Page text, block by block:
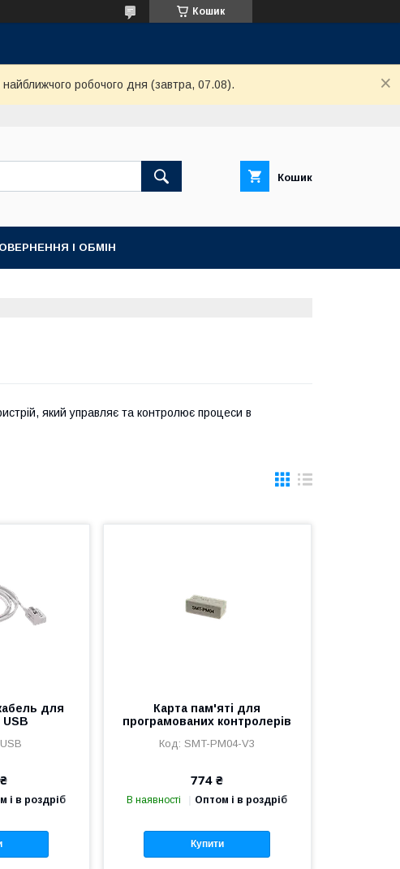
Кошик
робочого дня (завтра, 07.08).
Кошик
І ОБМІН
який управляє та контролює процеси в
для
USB
і в роздріб
Карта пам'яті для
програмованих контролерів
SMT-PM04-V3
774 ₴
В наявності Оптом і в роздріб
Купити